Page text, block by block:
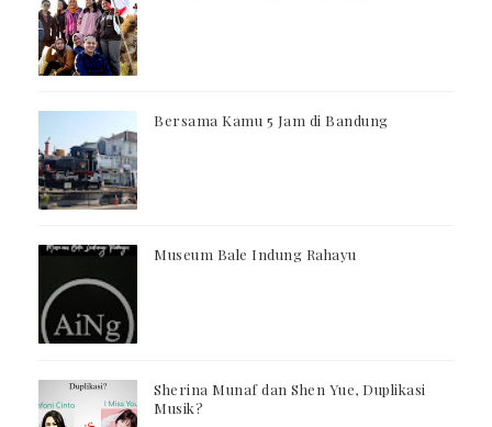
Bersama Kamu 5 Jam di Bandung
Museum Bale Indung Rahayu
Sherina Munaf dan Shen Yue, Duplikasi
Musik?